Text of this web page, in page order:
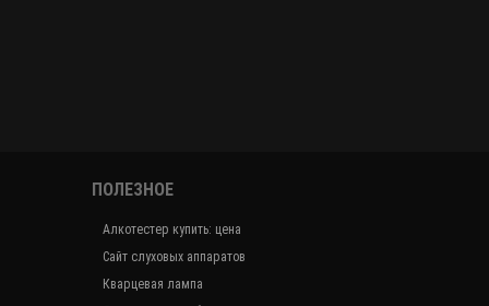
ПОЛЕЗНОЕ
Алкотестер купить: цена
Сайт слуховых аппаратов
Кварцевая лампа